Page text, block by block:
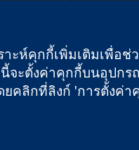
Cochrane Library
ฤษและเวลส์ หมายเลขจดท
าะห์คุกกี้เพิ่มเติมเพื่อช่
นี้จะตั้งค่าคุกกี้บนอุปกร
คลิกที่ลิงก์ 'การตั้งค่า